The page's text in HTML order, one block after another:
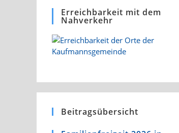
Erreichbarkeit mit dem
Nahverkehr
Beitragsübersicht